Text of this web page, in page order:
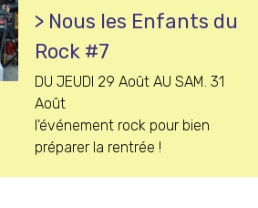
> Nous les Enfants du
Rock #7
DU JEUDI 29 Août AU SAM. 31
Août
l'événement rock pour bien
préparer la rentrée !